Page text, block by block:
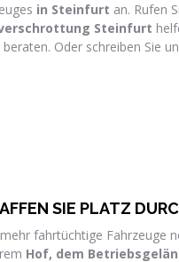
in Steinfurt an. Rufen
Steinfurt
Oder schreiben Sie
SIE PLATZ
fahrtüchtige Fahrzeuge
Hof, dem